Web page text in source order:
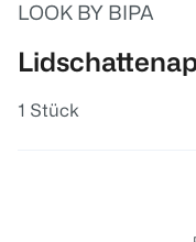
LOOK BY BIPA
1 Stück